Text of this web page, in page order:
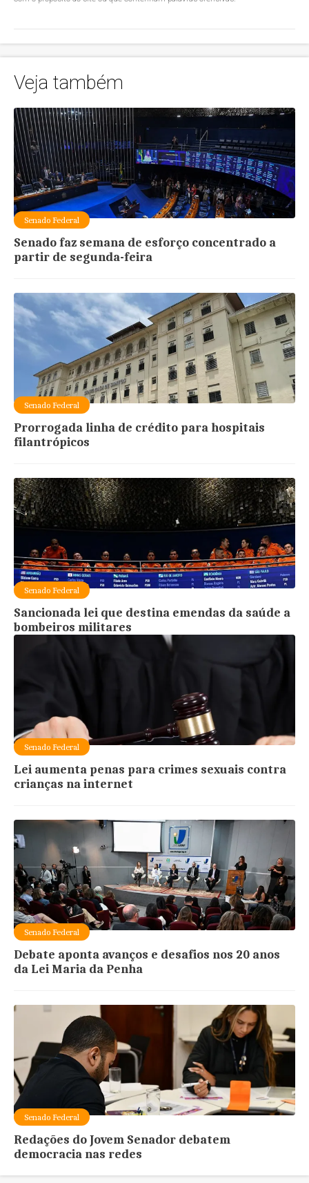
Veja também
Senado Federal
Senado faz semana de esforço concentrado a
partir de segunda-feira
Senado Federal
Prorrogada linha de crédito para hospitais
filantrópicos
Senado Federal
Sancionada lei que destina emendas da saúde a
bombeiros militares
Senado Federal
Lei aumenta penas para crimes sexuais contra
crianças na internet
Senado Federal
Debate aponta avanços e desafios nos 20 anos
da Lei Maria da Penha
Senado Federal
Redações do Jovem Senador debatem
democracia nas redes